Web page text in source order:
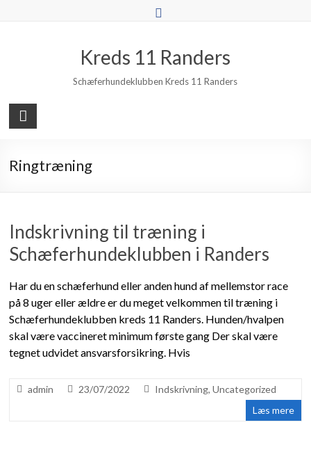
Kreds 11 Randers
Schæferhundeklubben Kreds 11 Randers
Ringtræning
Indskrivning til træning i
Schæferhundeklubben i Randers
Har du en schæferhund eller anden hund af mellemstor race
på 8 uger eller ældre er du meget velkommen til træning i
Schæferhundeklubben kreds 11 Randers. Hunden/hvalpen
skal være vaccineret minimum første gang Der skal være
tegnet udvidet ansvarsforsikring. Hvis
admin 23/07/2022 Indskrivning,Uncategorized
Læs mere